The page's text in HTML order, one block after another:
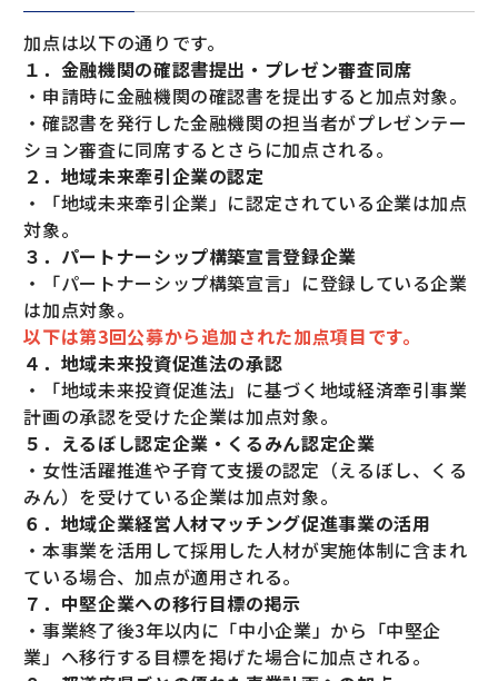
加点は以下の通りです。
１．金融機関の確認書提出・プレゼン審査同席
・申請時に金融機関の確認書を提出すると加点対象。
・確認書を発行した金融機関の担当者がプレゼンテー
ション審査に同席するとさらに加点される。
２．地域未来牽引企業の認定
・「地域未来牽引企業」に認定されている企業は加点
対象。
３．パートナーシップ構築宣言登録企業
・「パートナーシップ構築宣言」に登録している企業
は加点対象。
以下は第3回公募から追加された加点項目です。
４．地域未来投資促進法の承認
・「地域未来投資促進法」に基づく地域経済牽引事業
計画の承認を受けた企業は加点対象。
５．えるぼし認定企業・くるみん認定企業
・女性活躍推進や子育て支援の認定（えるぼし、くる
みん）を受けている企業は加点対象。
６．地域企業経営人材マッチング促進事業の活用
・本事業を活用して採用した人材が実施体制に含まれ
ている場合、加点が適用される。
７．中堅企業への移行目標の掲示
・事業終了後3年以内に「中小企業」から「中堅企
業」へ移行する目標を掲げた場合に加点される。